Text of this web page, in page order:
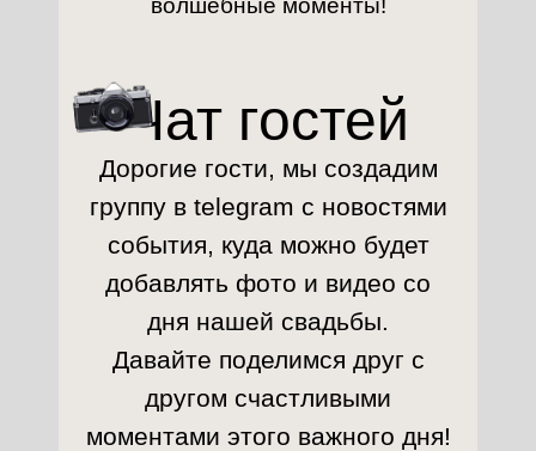
волшебные моменты!
Чат гостей
Дорогие гости, мы создадим
группу в telegram с новостями
события, куда можно будет
добавлять фото и видео со
дня нашей свадьбы.
Давайте поделимся друг с
другом счастливыми
моментами этого важного дня!